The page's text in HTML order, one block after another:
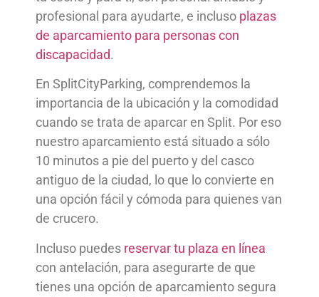
profesional para ayudarte, e incluso plazas
de aparcamiento para personas con
discapacidad.
En SplitCityParking, comprendemos la
importancia de la ubicación y la comodidad
cuando se trata de aparcar en Split. Por eso
nuestro aparcamiento está situado a sólo
10 minutos a pie del puerto y del casco
antiguo de la ciudad, lo que lo convierte en
una opción fácil y cómoda para quienes van
de crucero.
Incluso puedes reservar tu plaza en línea
con antelación, para asegurarte de que
tienes una opción de aparcamiento segura